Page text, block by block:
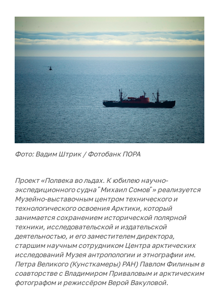
Фото: Вадим Штрик / Фотобанк ПОРА
Проект «Полвека во льдах. К юбилею научно-
экспедиционного судна ῝Михаил Сомов῝» реализуется
Музейно-выставочным центром технического и
технологического освоения Арктики, который
занимается сохранением исторической полярной
техники, исследовательской и издательской
деятельностью, и егозаместителем директора,
старшим научным сотрудником Центра арктических
исследований Музея антропологии и этнографии им.
Петра Великого (Кунсткамеры) РАН) Павлом Филиным в
соавторстве сВладимиром Приваловым и арктическим
фотографом и режиссёром Верой Вакуловой.